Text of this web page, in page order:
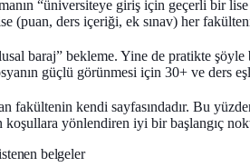
“üniversiteye giriş için geçerli bir lise
(puan, ders içeriği, ek sınav) her
baraj” bekleme. Yine de pratikte
güçlü görünmesi için 30+ ve ders
fakültenin kendi sayfasındadır. Bu
yönlendiren iyi bir başlangıç
belgeler